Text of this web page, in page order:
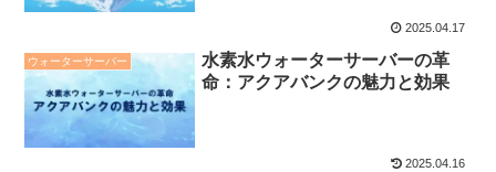
2025.04.17
ウォーターサーバー
水素水ウォーターサーバーの革
命：アクアバンクの魅力と効果
2025.04.16